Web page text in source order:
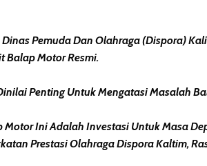
Pemuda Dan Olahraga (Dispora)
Balap Motor Resmi.
Penting Untuk Mengatasi Masalah
Motor Ini Adalah Investasi Untuk Masa
Prestasi Olahraga Dispora Kaltim,